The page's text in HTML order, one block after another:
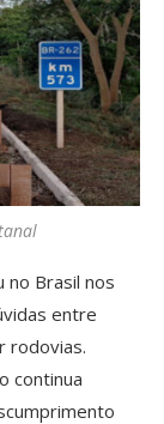
no Brasil nos
entre
rodovias.
continua